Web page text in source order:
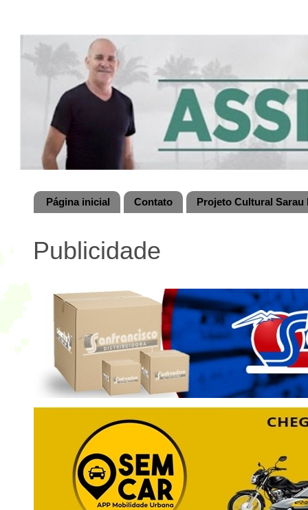
Página inicial Contato Projeto Cultural
Publicidade